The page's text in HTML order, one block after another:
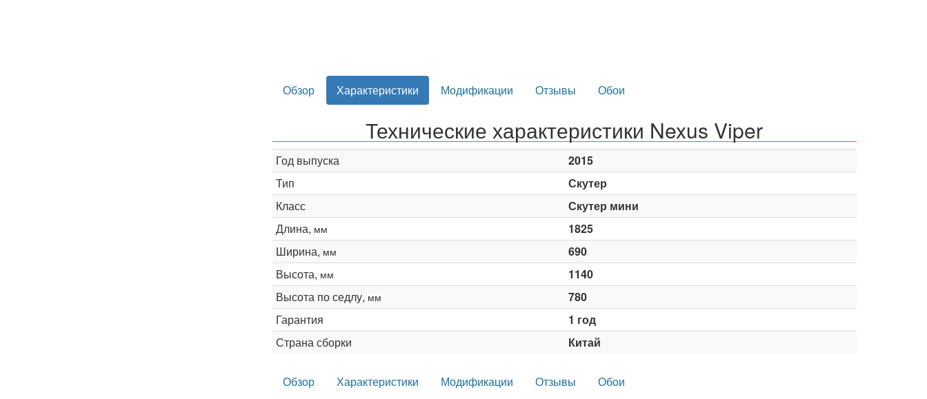
Обзор Характеристики Модификации Отзывы Обои
Технические характеристики Nexus Viper
Год выпуска
2015
Тип
Скутер
Класс
Скутер мини
Длина, мм
1825
Ширина, мм
690
Высота, мм
1140
Высота по седлу, мм
780
Гарантия
1 год
Страна сборки
Китай
Обзор Характеристики Модификации Отзывы Обои